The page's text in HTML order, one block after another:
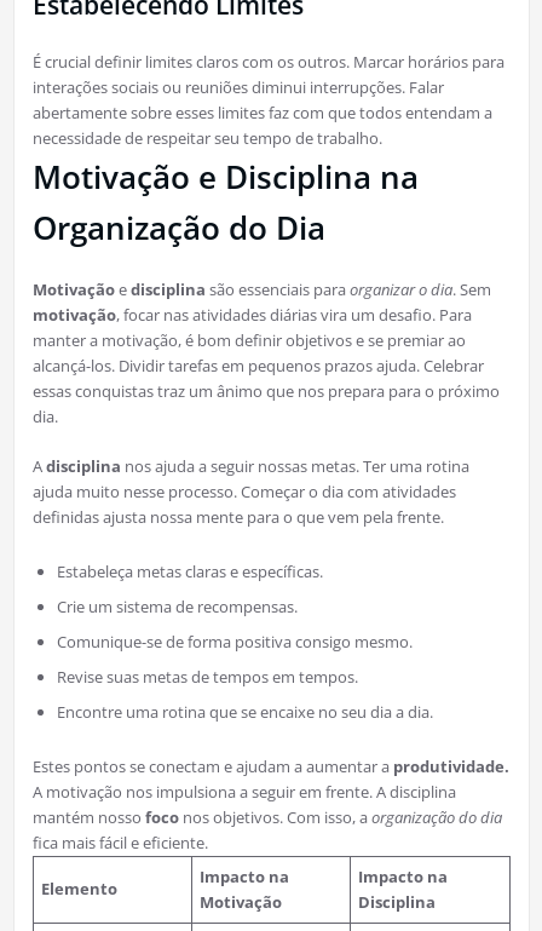
É crucial definir limites claros com os outros. Marcar horários para
interações sociais ou reuniões diminui interrupções. Falar
abertamente sobre esses limites faz com que todos entendam a
necessidade de respeitar seu tempo de trabalho.
Motivação e Disciplina na
Organização do Dia
Motivaçãoedisciplina são essenciais paraorganizar o dia. Sem
motivação, focar nas atividades diárias vira um desafio. Para
manter a motivação, é bom definir objetivos e se premiar ao
alcançá-los. Dividir tarefas em pequenos prazos ajuda. Celebrar
essas conquistas traz um ânimo que nos prepara para o próximo
dia.
Adisciplina nos ajuda a seguir nossas metas. Ter uma rotina
ajuda muito nesse processo. Começar o dia com atividades
definidas ajusta nossa mente para o que vem pela frente.
Estabeleça metas claras e específicas.
Crie um sistema de recompensas.
Comunique-se de forma positiva consigo mesmo.
Revise suas metas de tempos em tempos.
Encontre uma rotina que se encaixe no seu dia a dia.
Estes pontos se conectam e ajudam a aumentar a produtividade.
A motivação nos impulsiona a seguir em frente. A disciplina
mantém nosso foconos objetivos. Com isso, aorganização do dia
fica mais fácil e eficiente.
Elemento
Impacto na
Motivação
Impacto na
Disciplina